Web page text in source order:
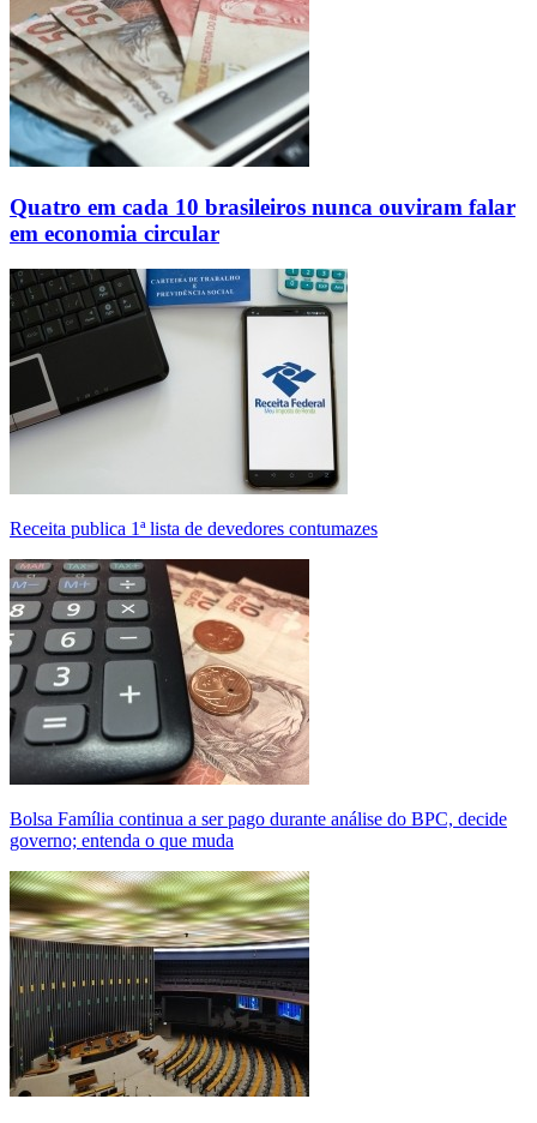
Quatro em cada 10 brasileiros nunca ouviram falar
em economia circular
Receita publica 1ª lista de devedores contumazes
Bolsa Família continua a ser pago durante análise do BPC, decide
governo; entenda o que muda